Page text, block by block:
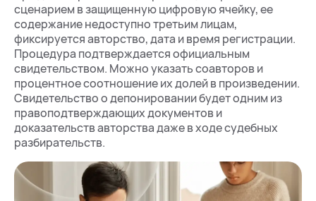
сценарием в защищенную цифровую ячейку, ее
содержание недоступно третьим лицам,
фиксируется авторство, дата и время регистрации.
Процедура подтверждается официальным
свидетельством. Можно указать соавторов и
процентное соотношение их долей в произведении.
Свидетельство о депонировании будет одним из
правоподтверждающих документов и
доказательств авторства даже в ходе судебных
разбирательств.